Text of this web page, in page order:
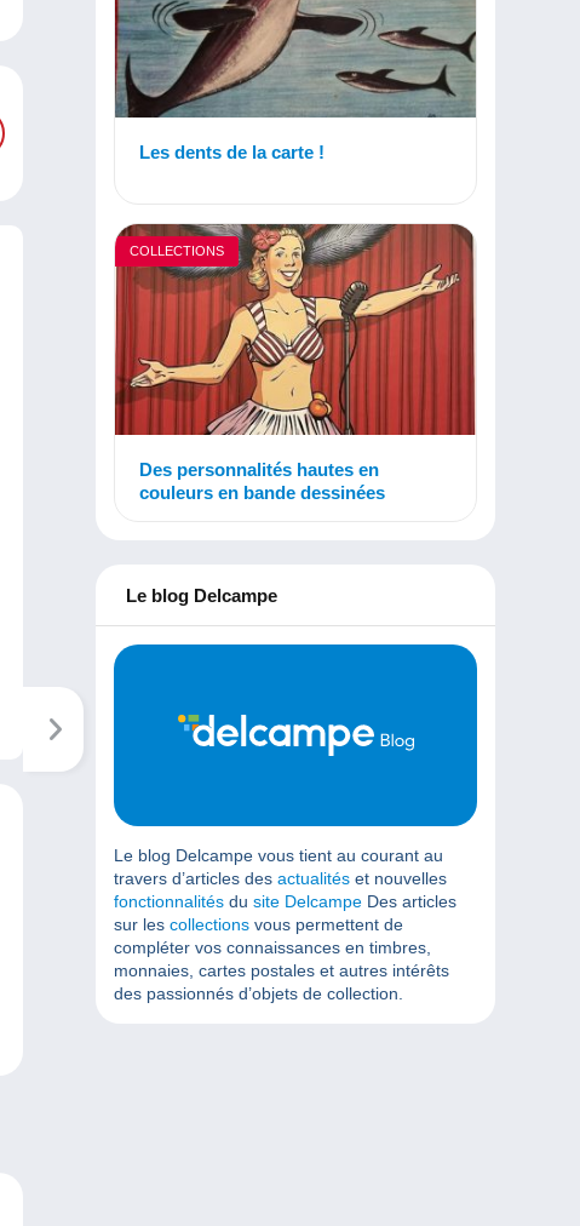
Les dents de la carte !
COLLECTIONS
Des personnalités hautes en
couleurs en bande dessinées
Le blog Delcampe
Le blog Delcampe vous tient au courant au
travers d’articles des actualités et nouvelles
fonctionnalités du site Delcampe Des articles
sur les collections vous permettent de
compléter vos connaissances en timbres,
monnaies, cartes postales et autres intérêts
des passionnés d’objets de collection.